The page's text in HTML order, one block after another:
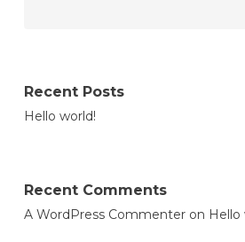
Recent Posts
Hello world!
Recent Comments
A WordPress Commenteron Hello